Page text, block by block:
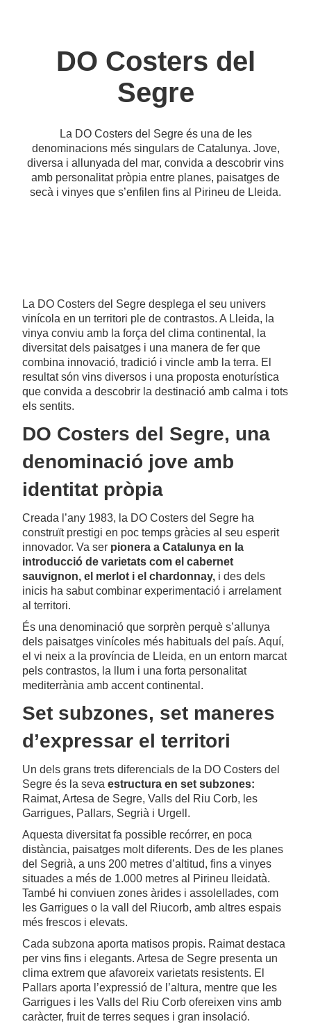
DO Costers del
Segre
La DO Costers del Segre és una de les
denominacions més singulars de Catalunya. Jove,
diversa i allunyada del mar, convida a descobrir vins
amb personalitat pròpia entre planes, paisatges de
secà i vinyes que s’enfilen fins al Pirineu de Lleida.
La DO Costers del Segre desplega el seu univers
vinícola en un territori ple de contrastos. A Lleida, la
vinya conviu amb la força del clima continental, la
diversitat dels paisatges i una manera de fer que
combina innovació, tradició i vincle amb la terra. El
resultat són vins diversos i una proposta enoturística
que convida a descobrir la destinació amb calma i tots
els sentits.
DO Costers del Segre, una
denominació jove amb
identitat pròpia
Creada l’any 1983, la DO Costers del Segre ha
construït prestigi en poc temps gràcies al seu esperit
innovador. Va ser pionera a Catalunya en la
introducció de varietats com el cabernet
sauvignon, el merlot i el chardonnay, i des dels
inicis ha sabut combinar experimentació i arrelament
al territori.
És una denominació que sorprèn perquè s’allunya
dels paisatges vinícoles més habituals del país. Aquí,
el vi neix a la província de Lleida, en un entorn marcat
pels contrastos, la llum i una forta personalitat
mediterrània amb accent continental.
Set subzones, set maneres
d’expressar el territori
Un dels grans trets diferencials de la DO Costers del
Segre és la seva estructura en set subzones:
Raimat, Artesa de Segre, Valls del Riu Corb, les
Garrigues, Pallars, Segrià i Urgell.
Aquesta diversitat fa possible recórrer, en poca
distància, paisatges molt diferents. Des de les planes
del Segrià, a uns 200 metres d’altitud, fins a vinyes
situades a més de 1.000 metres al Pirineu lleidatà.
També hi conviuen zones àrides i assolellades, com
les Garrigues o la vall del Riucorb, amb altres espais
més frescos i elevats.
Cada subzona aporta matisos propis. Raimat destaca
per vins fins i elegants. Artesa de Segre presenta un
clima extrem que afavoreix varietats resistents. El
Pallars aporta l’expressió de l’altura, mentre que les
Garrigues i les Valls del Riu Corb ofereixen vins amb
caràcter, fruit de terres seques i gran insolació.